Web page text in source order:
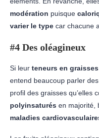
modération puisque
varier le type car chacune
#4 Des oléagineux
Si leur teneurs en
entend beaucoup parler
profil des graisses qu’elles
polyinsaturés en majorité,
maladies